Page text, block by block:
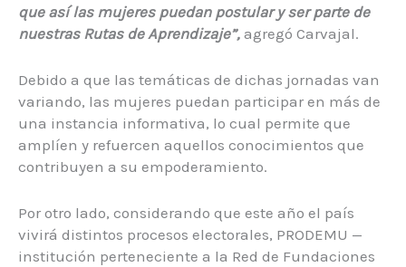
que así las mujeres puedan postular y ser parte de
nuestras Rutas de Aprendizaje”, agregó Carvajal.
Debido a que las temáticas de dichas jornadas van
variando, las mujeres puedan participar en más de
una instancia informativa, lo cual permite que
amplíen y refuercen aquellos conocimientos que
contribuyen a su empoderamiento.
Por otro lado, considerando que este año el país
vivirá distintos procesos electorales, PRODEMU —
institución perteneciente a la Red de Fundaciones